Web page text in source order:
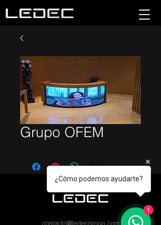
Grupo OFEM
contacto@ledecgroup.com
¿Cómo podemos ayudarte?
1